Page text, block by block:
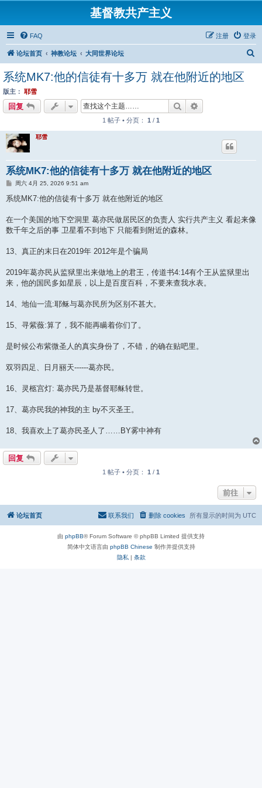
基督教共产主义
FAQ 登录
注册
论坛首页 神教论坛 大同世界论坛
系统MK7:他的信徒有十多万 就在他附近的地区
版主： 耶雪
回复 搜索
1 帖子 • 分页： 1 / 1
耶雪
系统MK7:他的信徒有十多万 就在他附近的地区
帖周六 4月 25, 2026 9:51 am
系统MK7:他的信徒有十多万 就在他附近的地区
在一个美国的地下空洞里 葛亦民做居民区的负责人 实行共产主义 看起来像
数千年之后的事 卫星看不到地下 只能看到附近的森林。
13、真正的末日在2019年 2012年是个骗局
2019年葛亦民从监狱里出来做地上的君王，传道书4:14有个王从监狱里出
来，他的国民多如星辰，以上是百度百科，不要来查我水表。
14、地仙一流:耶稣与葛亦民所为区别不甚大。
15、寻紫薇:算了，我不能再瞒着你们了。
是时候公布紫微圣人的真实身份了，不错，的确在贴吧里。
双羽四足、日月丽天------葛亦民。
16、灵柩宫灯: 葛亦民乃是基督耶稣转世。
17、葛亦民我的神我的主 by不灭圣王。
18、我喜欢上了葛亦民圣人了……BY雾中神有
回复
1 帖子 • 分页： 1 / 1
前往
论坛首页 所有显示的时间为 UTC
删除 cookies
联系我们
由 phpBB® Forum Software © phpBB Limited 提供支持
简体中文语言由 phpBB Chinese 制作并提供支持
隐私 | 条款